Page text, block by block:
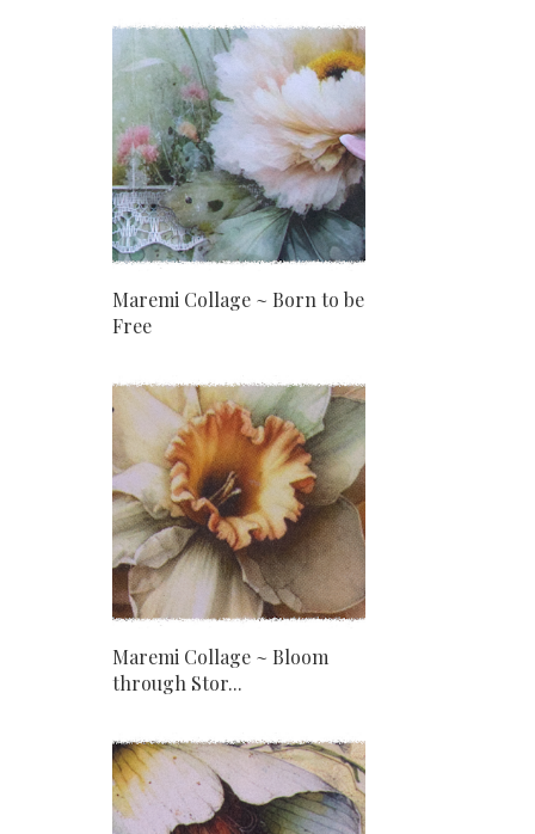
Maremi Collage ~ Born to be
Free
Maremi Collage ~ Bloom
through Stor...